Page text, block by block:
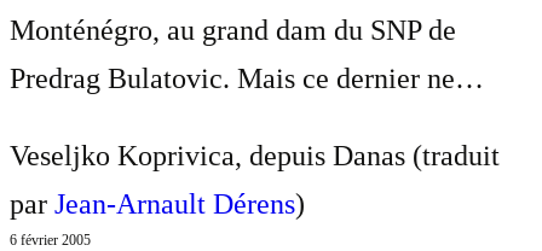
Monténégro, au grand dam du SNP de
Predrag Bulatovic. Mais ce dernier ne…
Veseljko Koprivica, depuis Danas (traduit
par Jean-Arnault Dérens)
6 février 2005